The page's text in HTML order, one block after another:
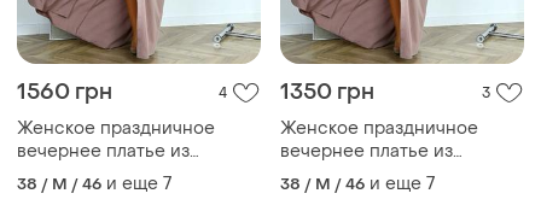
1560 грн 4
Женское праздничное
вечернее платье из
костюмки барби светло
коричневое мягкое
38 / M / 46 и еще 7
1350 грн 3
Женское праздничное
вечернее платье из
костюмки барби светло
коричневое мягкое
38 / M / 46 и еще 7